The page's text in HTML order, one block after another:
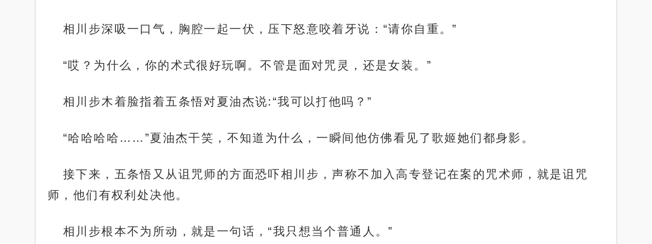
相川步深吸一口气，胸腔一起一伏，压下怒意咬着牙说：“请你自重。”
“哎？为什么，你的术式很好玩啊。不管是面对咒灵，还是女装。”
相川步木着脸指着五条悟对夏油杰说:“我可以打他吗？”
“哈哈哈哈……”夏油杰干笑，不知道为什么，一瞬间他仿佛看见了歌姬她们都身影。
接下来，五条悟又从诅咒师的方面恐吓相川步，声称不加入高专登记在案的咒术师，就是诅咒
师，他们有权利处决他。
相川步根本不为所动，就是一句话，“我只想当个普通人。”